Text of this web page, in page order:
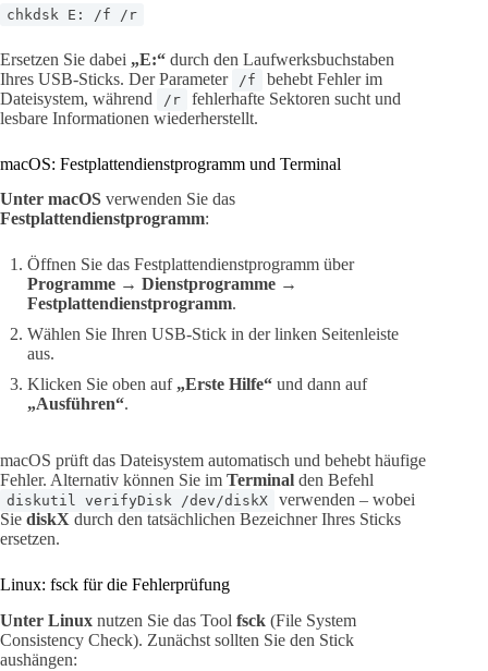
chkdsk E: /f /r
Ersetzen Sie dabei „E:“ durch den Laufwerksbuchstaben
Ihres USB-Sticks. Der Parameter
/f
behebt Fehler im
Dateisystem, während
/r
fehlerhafte Sektoren sucht und
lesbare Informationen wiederherstellt.
macOS: Festplattendienstprogramm und Terminal
Unter macOS verwenden Sie das
Festplattendienstprogramm:
Öffnen Sie das Festplattendienstprogramm über
Programme → Dienstprogramme →
Festplattendienstprogramm.
Wählen Sie Ihren USB-Stick in der linken Seitenleiste
aus.
Klicken Sie oben auf „Erste Hilfe“ und dann auf
„Ausführen“.
macOS prüft das Dateisystem automatisch und behebt häufige
Fehler. Alternativ können Sie im Terminal den Befehl
diskutil verifyDisk /dev/diskX
verwenden – wobei
Sie diskX durch den tatsächlichen Bezeichner Ihres Sticks
ersetzen.
Linux: fsck für die Fehlerprüfung
Unter Linux nutzen Sie das Tool fsck (File System
Consistency Check). Zunächst sollten Sie den Stick
aushängen: